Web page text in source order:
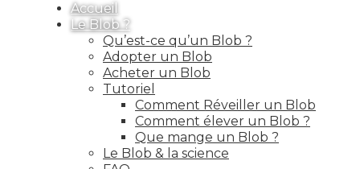
Accueil
Le Blob ?
Qu’est-ce qu’un Blob ?
Adopter un Blob
Acheter un Blob
Tutoriel
Comment Réveiller un Blob
Comment élever un Blob ?
Que mange un Blob ?
Le Blob & la science